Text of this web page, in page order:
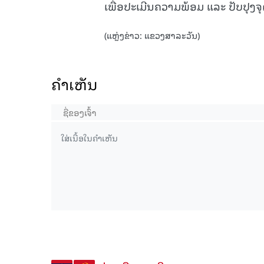
ເພື່ອປະເມີນຄວາມພ້ອມ ແລະ ປັບປຸງ
(ແຫຼ່ງຂ່າວ: ແຂວງສາລະວັນ)
ຄໍາເຫັນ